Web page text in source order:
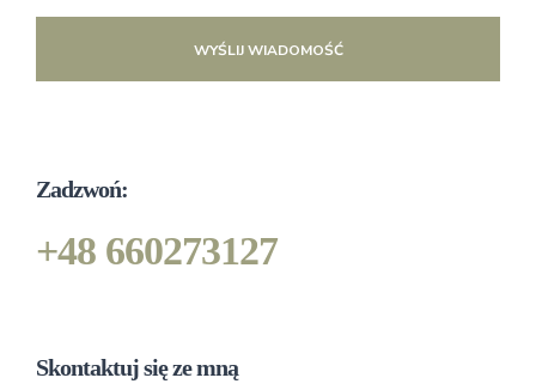
WYŚLIJ WIADOMOŚĆ
Zadzwoń:
+48 660273127
Skontaktuj się ze mną